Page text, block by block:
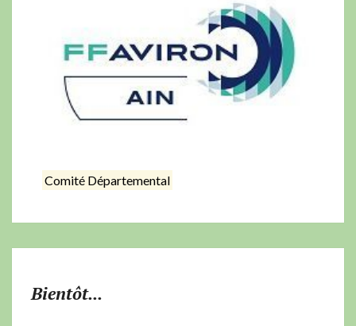
Comité Départemental
Bientôt...